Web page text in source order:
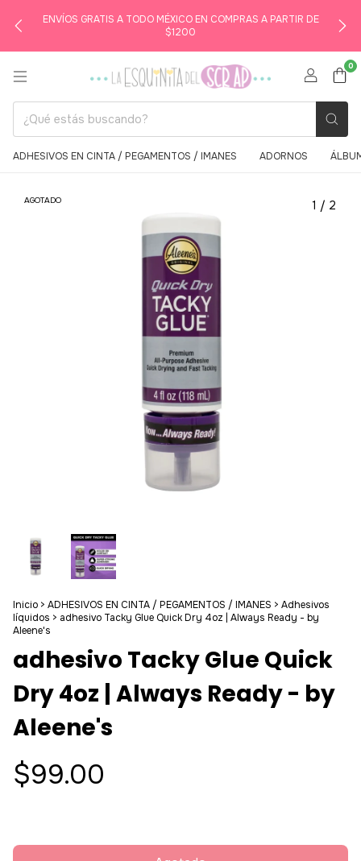
ENVÍOS GRATIS A TODO MÉXICO EN COMPRAS A PARTIR DE
$1200
0
ADHESIVOS EN CINTA / PEGAMENTOS / IMANES ADORNOS
AGOTADO 1 / 2
Inicio > ADHESIVOS EN CINTA / PEGAMENTOS / IMANES > Adhesivos
líquidos > adhesivo Tacky Glue Quick Dry 4oz | Always Ready - by
Aleene's
adhesivo Tacky Glue Quick
Dry 4oz | Always Ready - by
Aleene's
$99.00